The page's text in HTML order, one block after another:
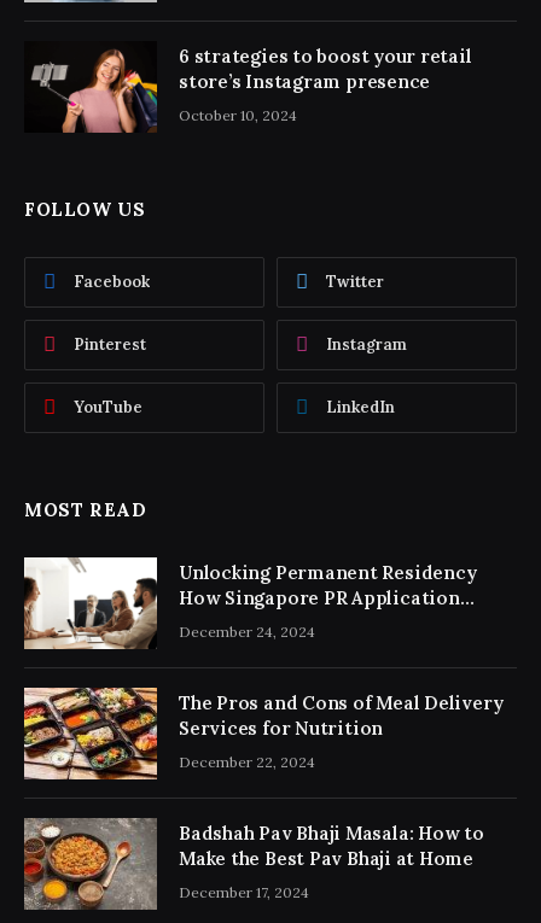
6 strategies to boost your retail
store’s Instagram presence
October 10, 2024
FOLLOW US
Facebook Twitter
Pinterest Instagram
YouTube LinkedIn
MOST READ
Unlocking Permanent Residency
How Singapore PR Application
Consultancy Simplifies the Process
December 24, 2024
The Pros and Cons of Meal Delivery
Services for Nutrition
December 22, 2024
Badshah Pav Bhaji Masala: How to
Make the Best Pav Bhaji at Home
December 17, 2024